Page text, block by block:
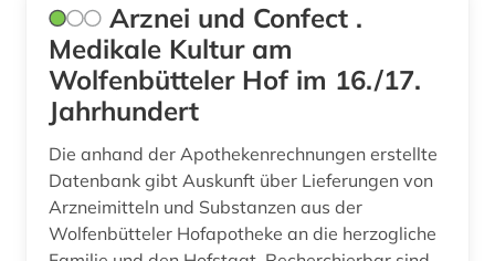
beratung (2)
berechnung (1)
bergbau (1)
bericht (1)
berlin (27)
Arznei und Confect .
Medikale Kultur am
Wolfenbütteler Hof im 16./17.
Jahrhundert
Die anhand der Apothekenrechnungen erstellte
Datenbank gibt Auskunft über Lieferungen von
Arzneimitteln und Substanzen aus der
Wolfenbütteler Hofapotheke an die herzogliche